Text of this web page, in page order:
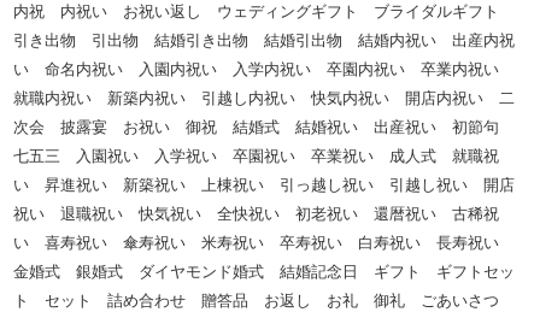
内祝 内祝い お祝い返し ウェディングギフト ブライダルギフト
引き出物 引出物 結婚引き出物 結婚引出物 結婚内祝い 出産内祝
い 命名内祝い 入園内祝い 入学内祝い 卒園内祝い 卒業内祝い
就職内祝い 新築内祝い 引越し内祝い 快気内祝い 開店内祝い 二
次会 披露宴 お祝い 御祝 結婚式 結婚祝い 出産祝い 初節句
七五三 入園祝い 入学祝い 卒園祝い 卒業祝い 成人式 就職祝
い 昇進祝い 新築祝い 上棟祝い 引っ越し祝い 引越し祝い 開店
祝い 退職祝い 快気祝い 全快祝い 初老祝い 還暦祝い 古稀祝
い 喜寿祝い 傘寿祝い 米寿祝い 卒寿祝い 白寿祝い 長寿祝い
金婚式 銀婚式 ダイヤモンド婚式 結婚記念日 ギフト ギフトセッ
ト セット 詰め合わせ 贈答品 お返し お礼 御礼 ごあいさつ